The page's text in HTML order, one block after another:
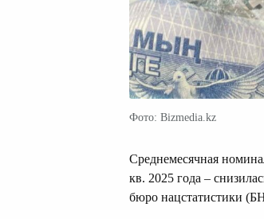
Фото: Bizmedia.kz
Среднемесячная
кв. 2025 года –
бюро нацстатистики